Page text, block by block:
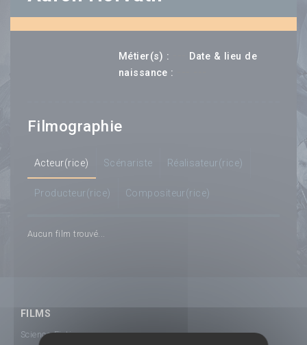
Métier(s) :
Date & lieu de
naissance :
Filmographie
Acteur(rice) Scénariste Réalisateur(rice)
Producteur(rice) Compositeur(rice)
Aucun film trouvé...
FILMS
Science-Fiction